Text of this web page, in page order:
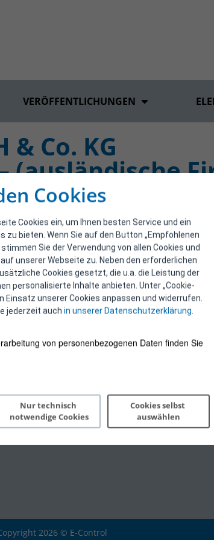
Cookies
Cookies ein, um Ihnen besten Service und ein
zu bieten. Wenn Sie auf den Button „Empfohlenen
Sie der Verwendung von allen Cookies und
unserer Webseite zu. Neben den erforderlichen
Cookies gesetzt, die u.a. die Leistung der
personalisierte Inhalte anbieten. Unter „Cookie-
Einsatz unserer Cookies anpassen und widerrufen.
jederzeit auch in unserer Datenschutzerklärung.
von personenbezogenen Daten finden Sie
Nur technisch
notwendige Cookies
Cookies selbst
auswählen
VERÖFFENTLICHUNGEN
Co. KG
2026 © E-Control